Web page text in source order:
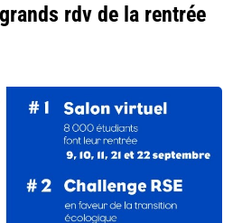
rdv de la rentrée